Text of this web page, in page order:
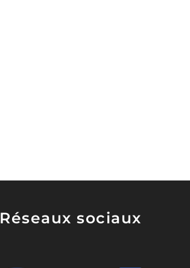
Réseaux sociaux